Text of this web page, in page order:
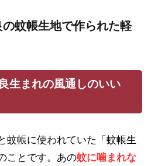
蚊帳生地で作られた軽
生まれの風通しのいい
蚊帳に使われていた「蚊帳生
ことです。あの蚊に噛まれな